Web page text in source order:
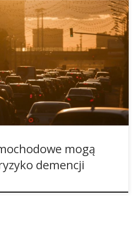
problemem w Polsce, czyli
napisać coś i na ten temat.
miastach bądź przy bardzo ruchliwej
badań z Kanady, narażeni na
na demencję. Demencja
choroba podobna do Parkinsona
podczas której […]
mogą
demencji